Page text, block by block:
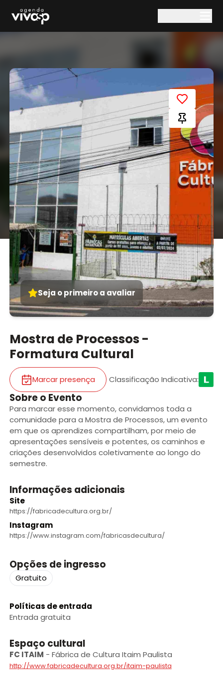
Seja o primeiro a avaliar
Mostra de Processos -
Formatura Cultural
Marcar presença Classificação Indicativa:
Sobre o Evento
Para marcar esse momento, convidamos toda a
comunidade para a Mostra de Processos, um evento
em que os aprendizes compartilham, por meio de
apresentações sensíveis e potentes, os caminhos e
criações desenvolvidos coletivamente ao longo do
semestre.
Informações adicionais
Site
https://fabricadecultura.org.br/
Instagram
https://www.instagram.com/fabricasdecultura/
Opções de ingresso
Gratuito
Políticas de entrada
Entrada gratuita
Espaço cultural
FC ITAIM - Fábrica de Cultura Itaim Paulista
http://www.fabricadecultura.org.br/itaim-paulista